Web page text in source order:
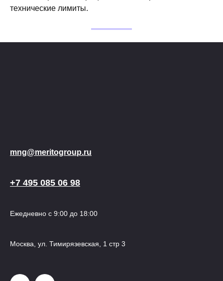
технические лимиты.
mng@meritogroup.ru
+7 495 085 06 98
Ежедневно с 9:00 до 18:00
Москва, ул. Тимирязевская, 1 стр 3